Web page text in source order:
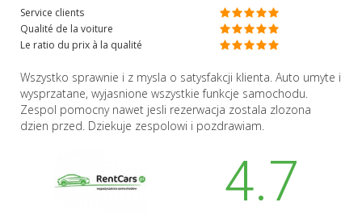
Service clients
Qualité de la voiture
Le ratio du prix à la qualité
Wszystko sprawnie i z mysla o satysfakcji klienta. Auto umyte i
wysprzatane, wyjasnione wszystkie funkcje samochodu.
Zespol pomocny nawet jesli rezerwacja zostala zlozona
dzien przed. Dziekuje zespolowi i pozdrawiam.
4.7